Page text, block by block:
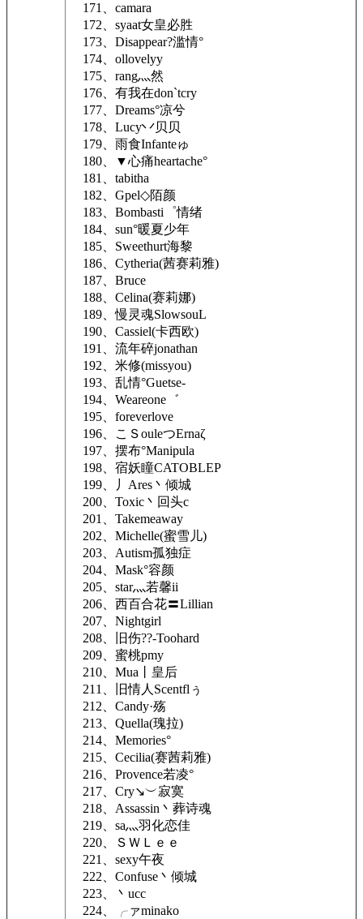
171、camara
172、syaat女皇必胜
173、Disappear?滥情°
174、ollovelyy
175、rang灬然
176、有我在don`tcry
177、Dreams°凉兮
178、Lucy丷贝贝
179、雨食Infanteゅ
180、▼心痛heartache°
181、tabitha
182、Gpel◇陌颜
183、Bombasti゜情绪
184、sun°暖夏少年
185、Sweethurt海黎
186、Cytheria(茜赛莉雅)
187、Bruce
188、Celina(赛莉娜)
189、慢灵魂SlowsouL
190、Cassiel(卡西欧)
191、流年碎jonathan
192、米修(missyou)
193、乱情°Guetse-
194、Weareone゛
195、foreverlove
196、こＳouleつErnaζ
197、摆布°Manipula
198、宿妖瞳CATOBLEP
199、丿Ares丶倾城
200、Toxic丶回头c
201、Takemeaway
202、Michelle(蜜雪儿)
203、Autism孤独症
204、Mask°容颜
205、star灬若馨ii
206、西百合花〓Lillian
207、Nightgirl
208、旧伤??-Toohard
209、蜜桃pmy
210、Mua丨皇后
211、旧情人Scentflぅ
212、Candy·殇
213、Quella(瑰拉)
214、Memories°
215、Cecilia(赛茜莉雅)
216、Provence若凌°
217、Cry↘︶寂寞
218、Assassin丶葬诗魂
219、sa灬羽化恋佳
220、ＳＷＬｅｅ
221、sexy午夜
222、Confuse丶倾城
223、丶ucc
224、╭ァminako